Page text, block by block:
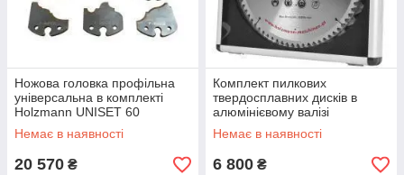
Ножова головка профільна
універсальна в комплекті
Holzmann UNISET 60
виробник Holzmann Австрія
тип сегмент
Немає в наявності
20 570 ₴
Комплект пилкових
твердосплавних дисків в
алюмінієвому валізі
Holzmann KSB 315SET 315
мм новий діаметр 315 мм
Немає в наявності
6 800 ₴